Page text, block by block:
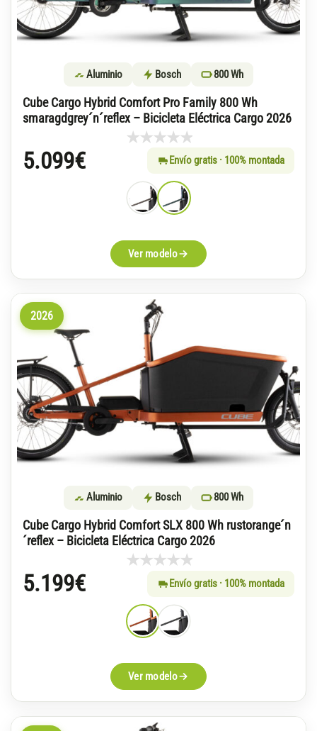
Aluminio Bosch 800 Wh
Cube Cargo Hybrid Comfort Pro Family 800 Wh
smaragdgrey´n´reflex – Bicicleta Eléctrica Cargo 2026
Envío gratis · 100% montada
5.099€
Ver modelo
2026
Aluminio Bosch 800 Wh
Cube Cargo Hybrid Comfort SLX 800 Wh rustorange´n
´reflex – Bicicleta Eléctrica Cargo 2026
Envío gratis · 100% montada
5.199€
Ver modelo